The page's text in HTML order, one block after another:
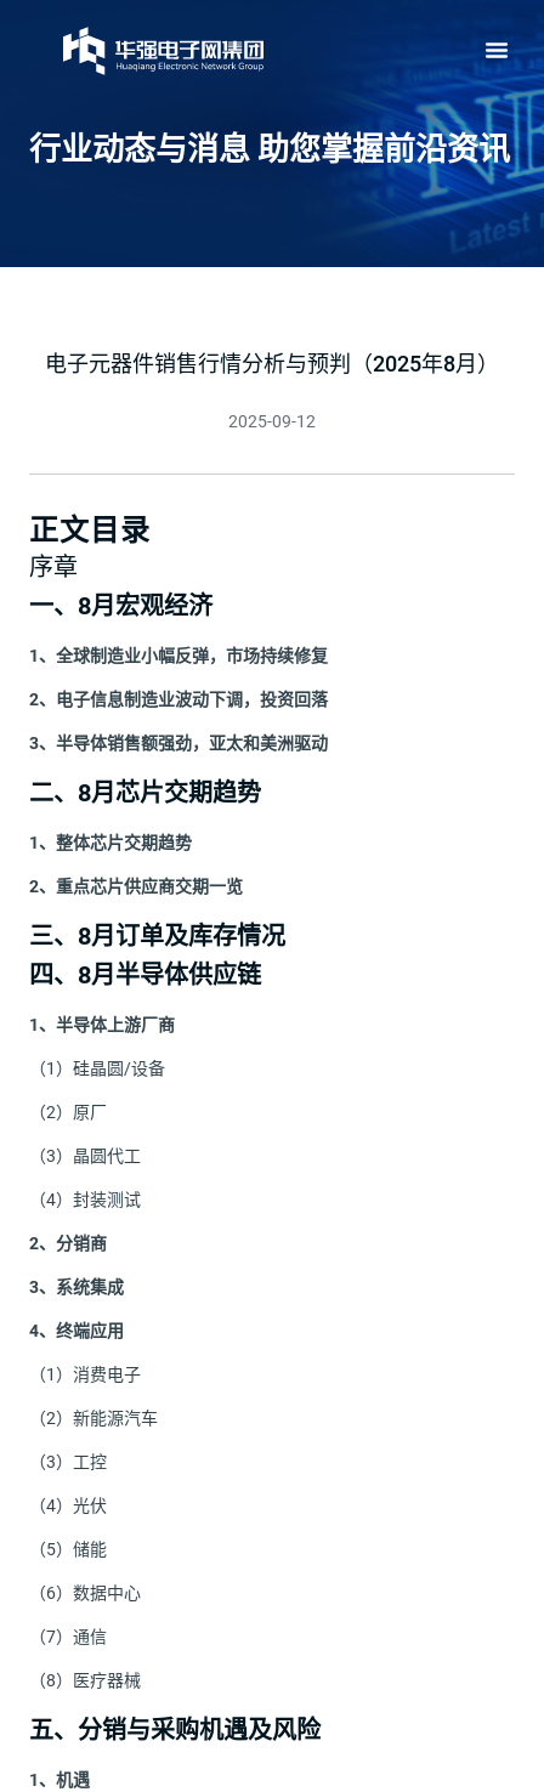
行业动态与消息 助您掌握前沿资讯
电子元器件销售行情分析与预判（2025年8月）
2025-09-12
正文目录
序章
一、8月宏观经济
1、全球制造业小幅反弹，市场持续修复
2、电子信息制造业波动下调，投资回落
3、半导体销售额强劲，亚太和美洲驱动
二、8月芯片交期趋势
1、整体芯片交期趋势
2、重点芯片供应商交期一览
三、8月订单及库存情况
四、8月半导体供应链
1、半导体上游厂商
（1）硅晶圆/设备
（2）原厂
（3）晶圆代工
（4）封装测试
2、分销商
3、系统集成
4、终端应用
（1）消费电子
（2）新能源汽车
（3）工控
（4）光伏
（5）储能
（6）数据中心
（7）通信
（8）医疗器械
五、分销与采购机遇及风险
1、机遇